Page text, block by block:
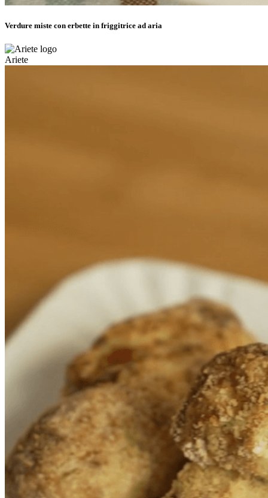
Verdure miste con erbette in friggitrice ad aria
Ariete